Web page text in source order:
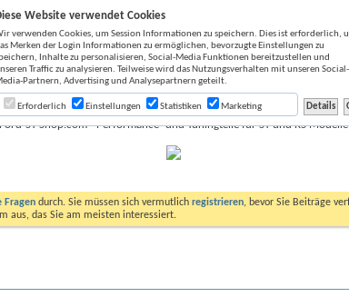
Ford-ST-Shop.com - Performance- und Tuningteile für ST und RS Modelle
Fragen durch. Sie müssen sich vermutlich registrieren, bevor Sie Beiträge
aus, das Sie am meisten interessiert.
Website verwendet Cookies
verwenden Cookies, um Session Informationen zu speichern. Dies ist erforderlich,
Merken der Login Informationen zu ermöglichen, bevorzugte Einstellungen zu
Inhalte zu personalisieren, Social-Media Funktionen bereitzustellen und
Traffic zu analysieren. Teilweise wird das Nutzungsverhalten mit unseren Social-
Partnern, Advertising und Analysepartnern geteilt.
Erforderlich Einstellungen Statistiken Marketing